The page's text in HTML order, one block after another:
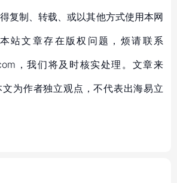
复制、转载、或以其他方式使用本网
站文章存在版权问题，烦请联系
，我们将及时核实处理。文章来
为作者独立观点，不代表出海易立